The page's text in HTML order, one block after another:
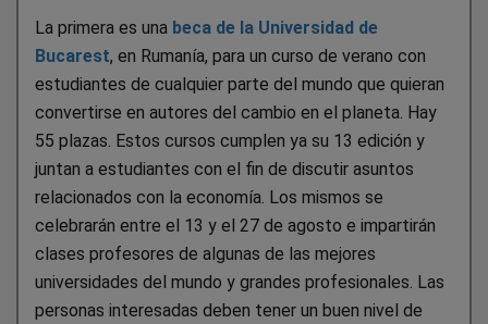
La primera es una beca de la Universidad de
Bucarest, en Rumanía, para un curso de verano con
estudiantes de cualquier parte del mundo que quieran
convertirse en autores del cambio en el planeta. Hay
55 plazas. Estos cursos cumplen ya su 13 edición y
juntan a estudiantes con el fin de discutir asuntos
relacionados con la economía. Los mismos se
celebrarán entre el 13 y el 27 de agosto e impartirán
clases profesores de algunas de las mejores
universidades del mundo y grandes profesionales. Las
personas interesadas deben tener un buen nivel de